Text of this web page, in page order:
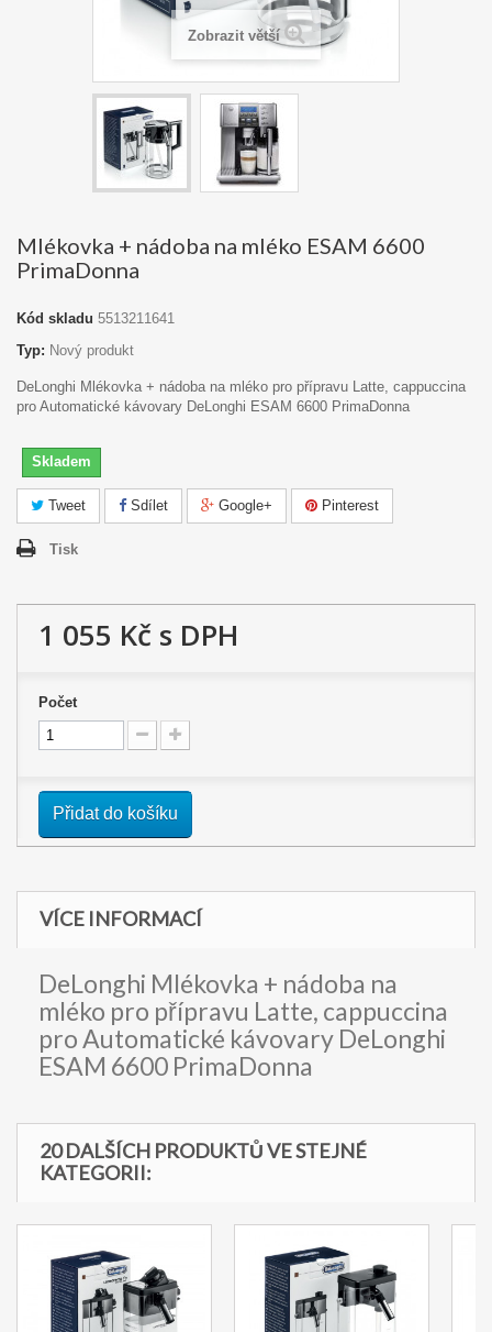
Zobrazit větší
Mlékovka + nádoba na mléko ESAM 6600
PrimaDonna
Kód skladu 5513211641
Typ: Nový produkt
DeLonghi Mlékovka + nádoba na mléko pro přípravu Latte, cappuccina
pro Automatické kávovary DeLonghi ESAM 6600 PrimaDonna
Skladem
Tweet Sdílet Google+ Pinterest
Tisk
1 055 Kč s DPH
Počet
Přidat do košíku
VÍCE INFORMACÍ
DeLonghi Mlékovka + nádoba na
mléko pro přípravu Latte, cappuccina
pro Automatické kávovary DeLonghi
ESAM 6600 PrimaDonna
20 DALŠÍCH PRODUKTŮ VE STEJNÉ
KATEGORII: